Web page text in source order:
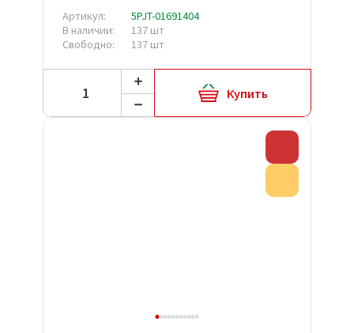
Артикул:
5PJT-01691404
В наличии:
137 шт
Свободно:
137 шт
Купить